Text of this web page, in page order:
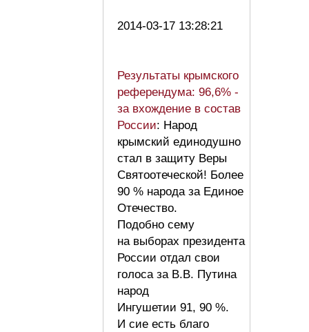
2014-03-17 13:28:21
Результаты крымского
референдума: 96,6% -
за вхождение в состав
России: Народ
крымский единодушно
стал в защиту Веры
Святоотеческой! Более
90 % народа за Единое
Отечество.
Подобно сему
на выборах президента
России отдал свои
голоса за В.В. Путина
народ
Ингушетии 91, 90 %.
И сие есть благо